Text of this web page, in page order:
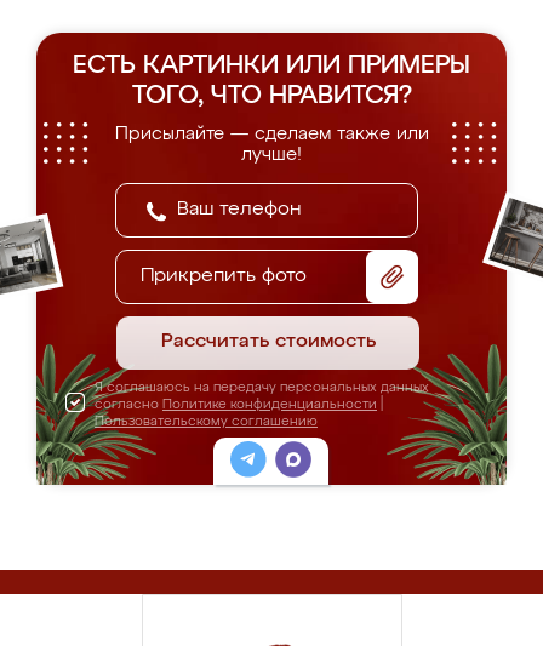
ЕСТЬ КАРТИНКИ ИЛИ ПРИМЕРЫ
ТОГО, ЧТО НРАВИТСЯ?
Присылайте — сделаем также или
лучше!
Прикрепить фото
Рассчитать стоимость
Я соглашаюсь на передачу персональных данных
согласно Политике конфиденциальности
Пользовательскому соглашению